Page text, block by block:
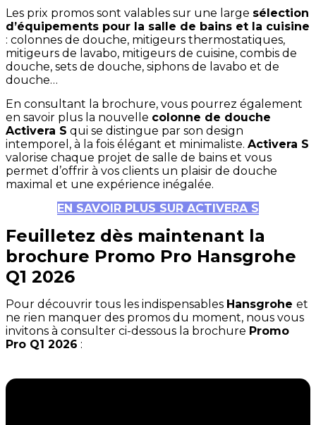
Les prix promos sont valables sur une large sélection
d’équipements pour la salle de bains et la cuisine
: colonnes de douche, mitigeurs thermostatiques,
mitigeurs de lavabo, mitigeurs de cuisine, combis de
douche, sets de douche, siphons de lavabo et de
douche…
En consultant la brochure, vous pourrez également
en savoir plus la nouvelle colonne de douche
Activera S qui se distingue par son design
intemporel, à la fois élégant et minimaliste. Activera S
valorise chaque projet de salle de bains et vous
permet d’offrir à vos clients un plaisir de douche
maximal et une expérience inégalée.
EN SAVOIR PLUS SUR ACTIVERA S
Feuilletez dès maintenant la
brochure Promo Pro Hansgrohe
Q1 2026
Pour découvrir tous les indispensables Hansgrohe et
ne rien manquer des promos du moment, nous vous
invitons à consulter ci-dessous la brochure Promo
Pro Q1 2026 :